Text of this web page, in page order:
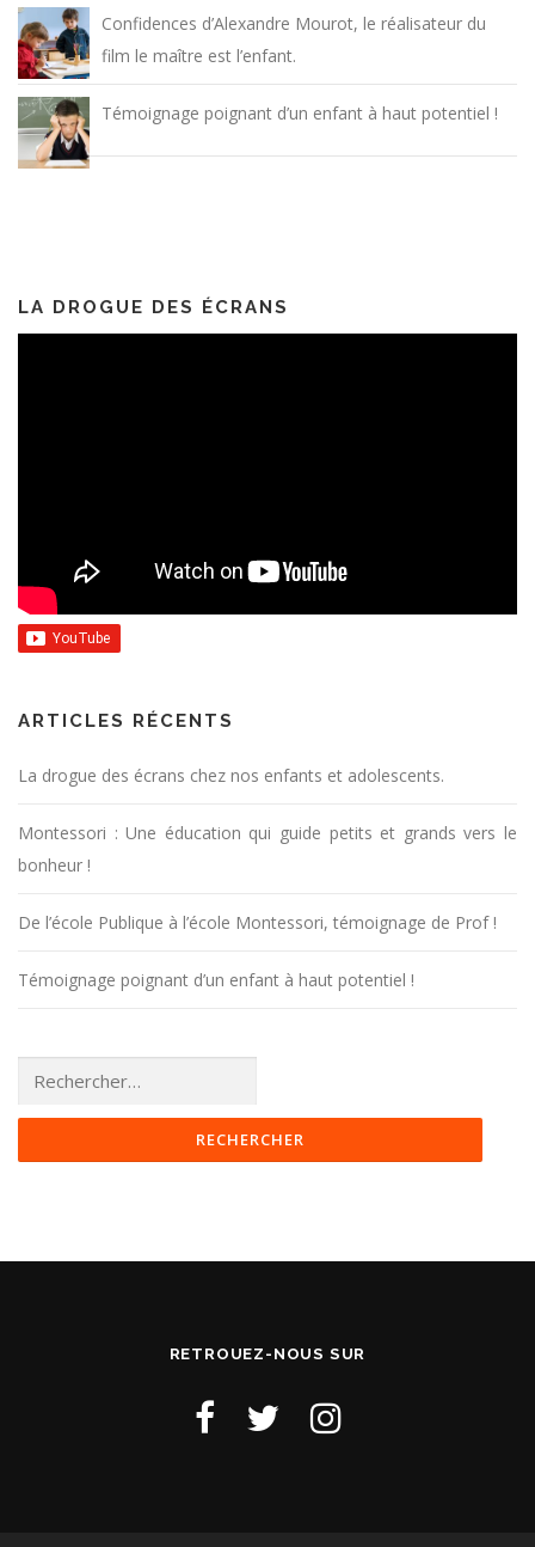
Confidences d’Alexandre Mourot, le réalisateur du
film le maître est l’enfant.
Témoignage poignant d’un enfant à haut potentiel !
LA DROGUE DES ÉCRANS
ARTICLES RÉCENTS
La drogue des écrans chez nos enfants et adolescents.
Montessori : Une éducation qui guide petits et grands vers le
bonheur !
De l’école Publique à l’école Montessori, témoignage de Prof !
Témoignage poignant d’un enfant à haut potentiel !
Rechercher :
RETROUEZ-NOUS SUR